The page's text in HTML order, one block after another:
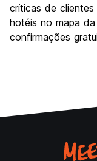
críticas de
hotéis no mapa
confirmações